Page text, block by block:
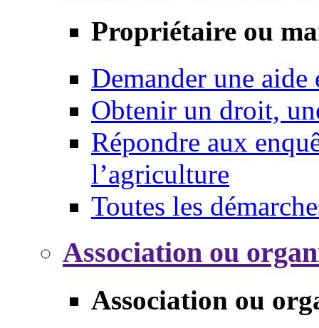
Propriétaire ou
Demander une aide
Obtenir un droit,
Répondre aux
l’agriculture
Toutes les
Association ou
Association ou